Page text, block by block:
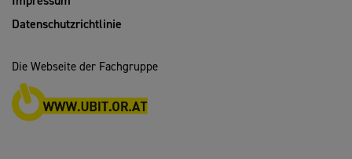
Datenschutzrichtlinie
Die Webseite der Fachgruppe